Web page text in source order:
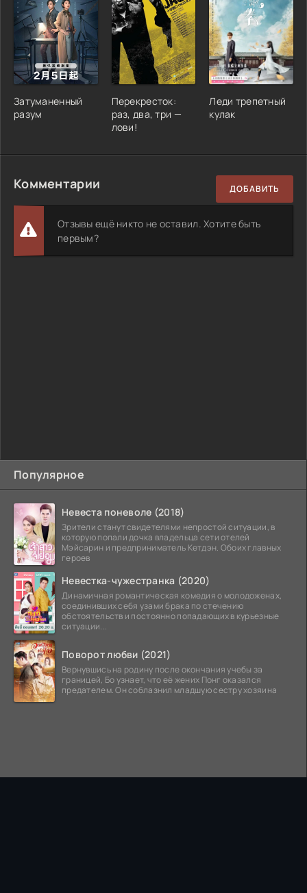
Популярное
Невеста поневоле (2018)
Зрители станут свидетелями непростой ситуации, в
которую попали дочка владельца сети отелей
Мэйсарин и предприниматель Кетдэн. Обоих главных
героев
Невестка-чужестранка (2020)
Динамичная романтическая комедия о молодоженах,
соединивших себя узами брака по стечению
обстоятельств и постоянно попадающих в курьезные
ситуации...
Поворот любви (2021)
Вернувшись на родину после окончания учебы за
границей, Бо узнает, что её жених Понг оказался
предателем. Он соблазнил младшую сестру хозяина
Затуманенный
разум
Перекресток:
раз, два, три —
лови!
Леди трепетный
кулак
Комментарии ДОБАВИТЬ
Отзывы ещё никто не оставил. Хотите быть
первым?